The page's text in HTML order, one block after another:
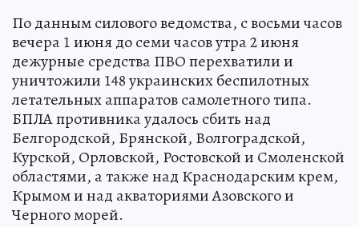
По данным силового ведомства, с восьми часов
вечера 1 июня до семи часов утра 2 июня
дежурные средства ПВО перехватили и
уничтожили 148 украинских беспилотных
летательных аппаратов самолетного типа.
БПЛА противника удалось сбить над
Белгородской, Брянской, Волгоградской,
Курской, Орловской, Ростовской и Смоленской
областями, а также над Краснодарским крем,
Крымом и над акваториями Азовского и
Черного морей.